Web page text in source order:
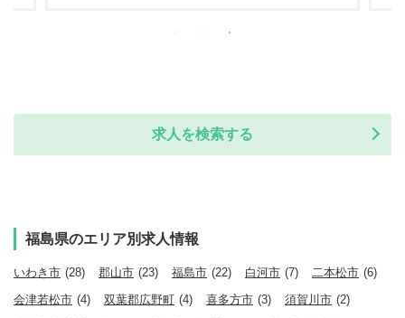
求人を検索する
福島県のエリア別求人情報
いわき市 (28) 郡山市 (23) 福島市 (22) 白河市 (7) 二本松市 (6)
会津若松市 (4) 双葉郡広野町 (4) 喜多方市 (3) 須賀川市 (2)